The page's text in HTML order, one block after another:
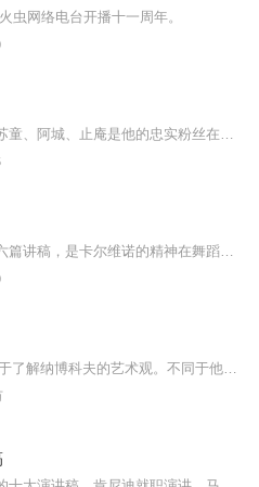
虫网络电台开播十一周年。